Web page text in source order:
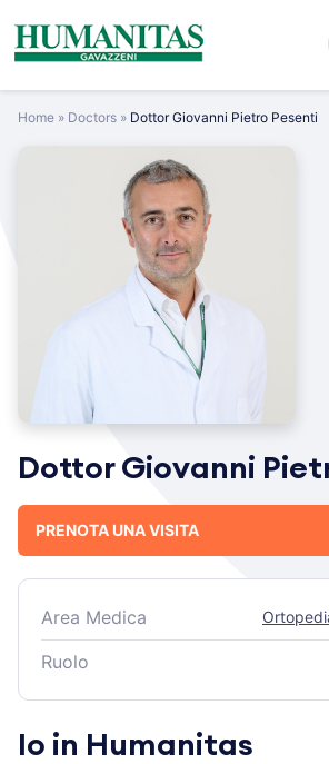
content
Home » Doctors » Dottor Giovanni Pietro Pesenti
Dottor Giovanni
PRENOTA UNA VISITA
Area Medica
Ruolo
Io in Humanitas